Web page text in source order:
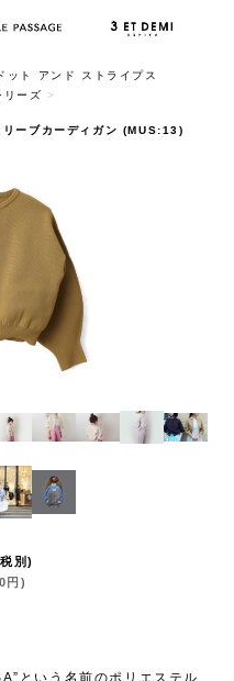
ト アンド ストライプス
ーズ >
ーブカーディガン (MUS:13)
別)
円 )